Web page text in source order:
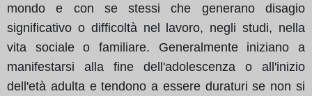
mondo e con se stessi che generano disagio
significativo o difficoltà nel lavoro, negli studi, nella
vita sociale o familiare. Generalmente iniziano a
manifestarsi alla fine dell'adolescenza o all'inizio
dell'età adulta e tendono a essere duraturi se non si